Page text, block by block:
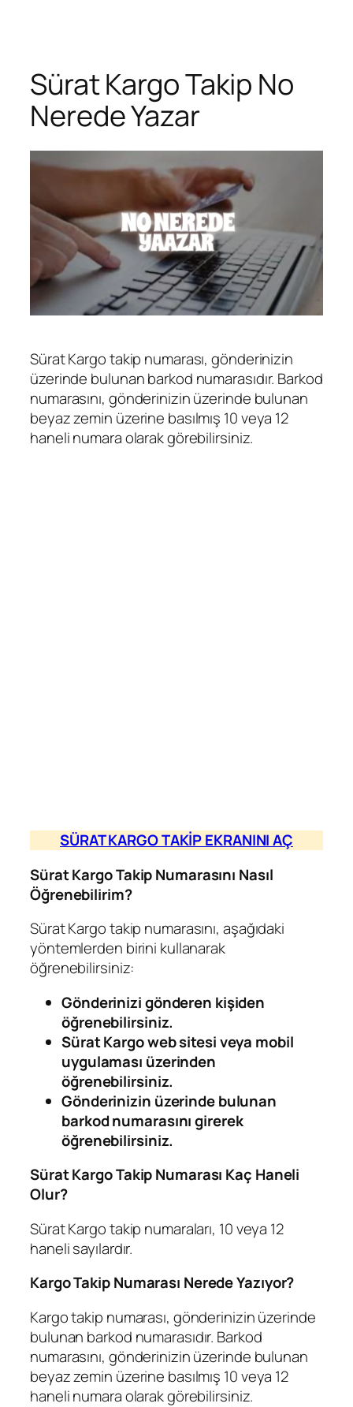
springen
Sürat Kargo Takip No
Nerede Yazar
Sürat Kargo takip numarası, gönderinizin
üzerinde bulunan barkod numarasıdır. Barkod
numarasını, gönderinizin üzerinde bulunan
beyaz zemin üzerine basılmış 10 veya 12
haneli numara olarak görebilirsiniz.
SÜRAT KARGO TAKİP EKRANINI AÇ
Sürat Kargo Takip Numarasını Nasıl
Öğrenebilirim?
Sürat Kargo takip numarasını, aşağıdaki
yöntemlerden birini kullanarak
öğrenebilirsiniz:
Gönderinizi gönderen kişiden
öğrenebilirsiniz.
Sürat Kargo web sitesi veya mobil
uygulaması üzerinden
öğrenebilirsiniz.
Gönderinizin üzerinde bulunan
barkod numarasını girerek
öğrenebilirsiniz.
Sürat Kargo Takip Numarası Kaç Haneli
Olur?
Sürat Kargo takip numaraları, 10 veya 12
haneli sayılardır.
Kargo Takip Numarası Nerede Yazıyor?
Kargo takip numarası, gönderinizin üzerinde
bulunan barkod numarasıdır. Barkod
numarasını, gönderinizin üzerinde bulunan
beyaz zemin üzerine basılmış 10 veya 12
haneli numara olarak görebilirsiniz.